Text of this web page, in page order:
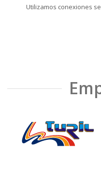
Utilizamos conexiones
❮